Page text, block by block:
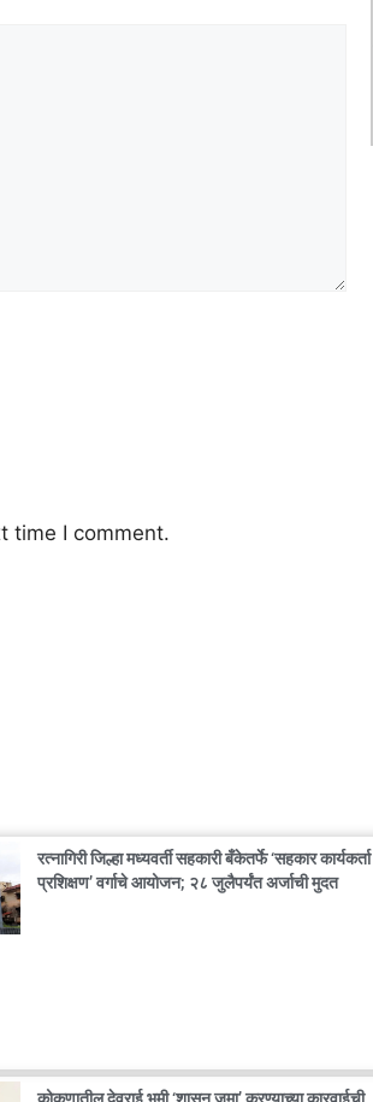
time I comment.
रत्नागिरी जिल्हा मध्यवर्ती सहकारी बँकेतर्फे ‘सहकार कार्यकर्ता
प्रशिक्षण’ वर्गाचे आयोजन; २८ जुलैपर्यंत अर्जाची मुदत